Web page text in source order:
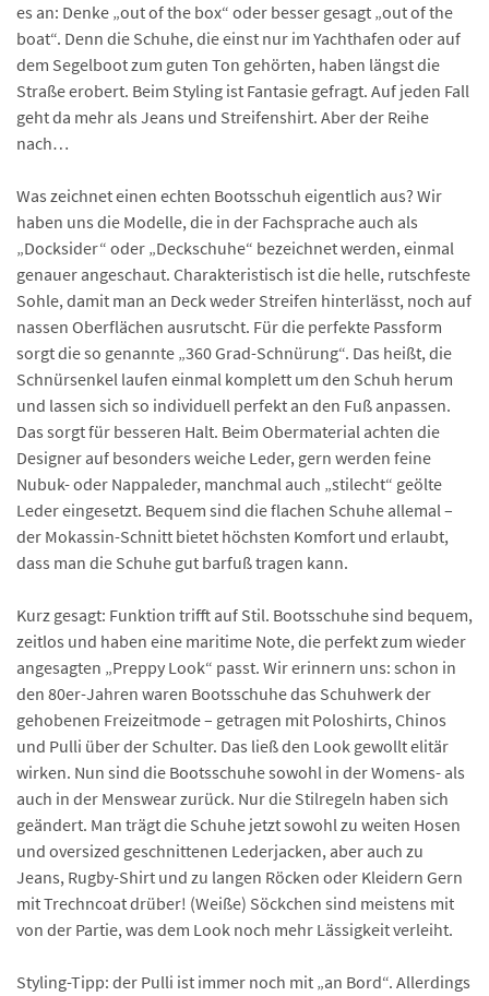
es an: Denke „out of the box“ oder besser gesagt „out of the
boat“. Denn die Schuhe, die einst nur im Yachthafen oder auf
dem Segelboot zum guten Ton gehörten, haben längst die
Straße erobert. Beim Styling ist Fantasie gefragt. Auf jeden Fall
geht da mehr als Jeans und Streifenshirt. Aber der Reihe
nach…
Was zeichnet einen echten Bootsschuh eigentlich aus? Wir
haben uns die Modelle, die in der Fachsprache auch als
„Docksider“ oder „Deckschuhe“ bezeichnet werden, einmal
genauer angeschaut. Charakteristisch ist die helle, rutschfeste
Sohle, damit man an Deck weder Streifen hinterlässt, noch auf
nassen Oberflächen ausrutscht. Für die perfekte Passform
sorgt die so genannte „360 Grad-Schnürung“. Das heißt, die
Schnürsenkel laufen einmal komplett um den Schuh herum
und lassen sich so individuell perfekt an den Fuß anpassen.
Das sorgt für besseren Halt. Beim Obermaterial achten die
Designer auf besonders weiche Leder, gern werden feine
Nubuk- oder Nappaleder, manchmal auch „stilecht“ geölte
Leder eingesetzt. Bequem sind die flachen Schuhe allemal –
der Mokassin-Schnitt bietet höchsten Komfort und erlaubt,
dass man die Schuhe gut barfuß tragen kann.
Kurz gesagt: Funktion trifft auf Stil. Bootsschuhe sind bequem,
zeitlos und haben eine maritime Note, die perfekt zum wieder
angesagten „Preppy Look“ passt. Wir erinnern uns: schon in
den 80er-Jahren waren Bootsschuhe das Schuhwerk der
gehobenen Freizeitmode – getragen mit Poloshirts, Chinos
und Pulli über der Schulter. Das ließ den Look gewollt elitär
wirken. Nun sind die Bootsschuhe sowohl in der Womens- als
auch in der Menswear zurück. Nur die Stilregeln haben sich
geändert. Man trägt die Schuhe jetzt sowohl zu weiten Hosen
und oversized geschnittenen Lederjacken, aber auch zu
Jeans, Rugby-Shirt und zu langen Röcken oder Kleidern Gern
mit Trechncoat drüber! (Weiße) Söckchen sind meistens mit
von der Partie, was dem Look noch mehr Lässigkeit verleiht.
Styling-Tipp: der Pulli ist immer noch mit „an Bord“. Allerdings